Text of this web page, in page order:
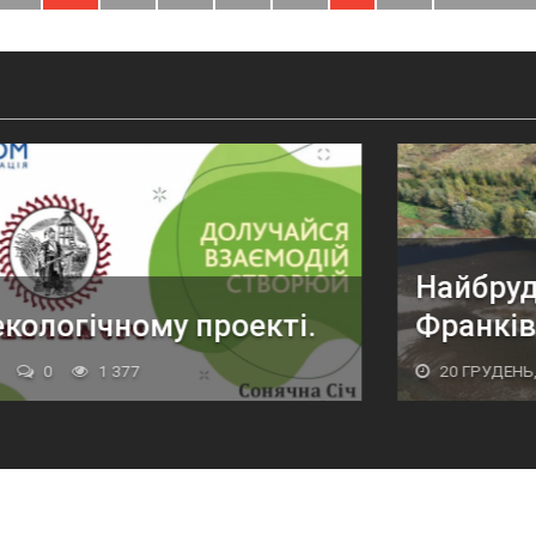
проекті.
Найбрудніша
Франківської
20 ГРУДЕНЬ, 2021 0